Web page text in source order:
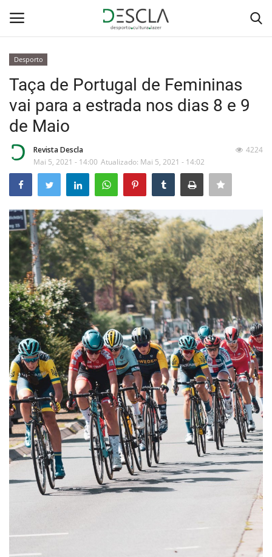
Home
Desporto
Sobre Nós
Educação
Estatuto Editorial
Saúde
Ficha técnica
Cultura
Lazer
Ambiente
Desporto
Taça de Portugal de Femininas
vai para a estrada nos dias 8 e 9
de Maio
Revista Descla
Mai 5, 2021 - 14:00 Atualizado: Mai 5, 2021 - 14:02
4224